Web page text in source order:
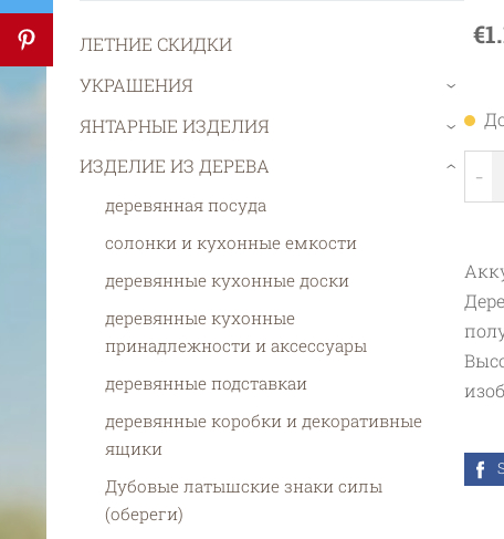
ЛЕТНИЕ СКИДКИ
УКРАШЕНИЯ
›
ЯНТАРНЫЕ ИЗДЕЛИЯ ›
ИЗДЕЛИЕ ИЗ ДЕРЕВА
деревянная посуда
солонки и кухонные емкости
деревянные кухонные доски
деревянные кухонные
принадлежности и aксессуары
деревянные подставкаи
деревянные коробки и декоративные
ящики
Дубовые латышские знаки силы
(обереги)
› -